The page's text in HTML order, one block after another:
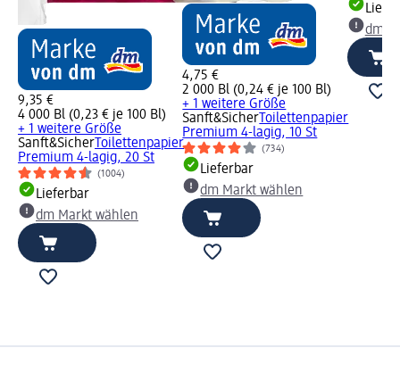
9,35 €
4 000 Bl (0,23 € je 100 Bl)
+ 1 weitere Größe
Sanft&Sicher Toilettenpapier
Premium 4-lagig, 20 St
(1004)
Lieferbar
dm Markt wählen
4,75 €
2 000 Bl (0,24 € je 100 Bl)
+ 1 weitere Größe
Sanft&Sicher Toilettenpapier
Premium 4-lagig, 10 St
(734)
Lieferbar
dm Markt wählen
dm